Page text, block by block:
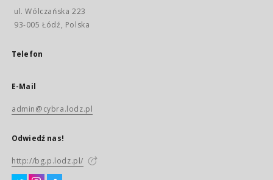
ul. Wólczańska 223
93-005 Łódź, Polska
Telefon
E-Mail
admin@cybra.lodz.pl
Odwiedź nas!
http://bg.p.lodz.pl/